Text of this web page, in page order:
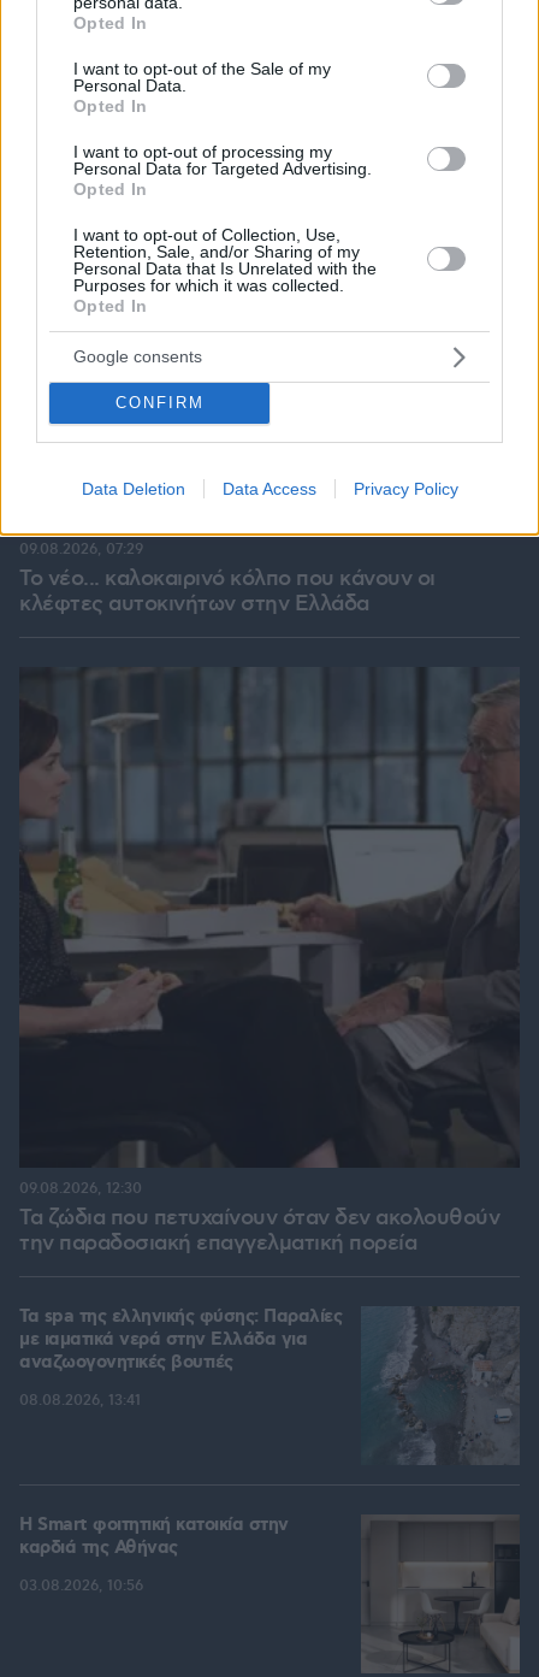
grant or deny consent to Google and its third-party tags to
use your data for below specified purposes in below Google
consent section.
Opted In
I want to opt-out of the Sale of my
Personal Data.
Opted In
I want to opt-out of processing my
Personal Data for Targeted Advertising.
Opted In
I want to opt-out of Collection, Use,
Retention, Sale, and/or Sharing of my
Personal Data that Is Unrelated with the
Purposes for which it was collected.
Opted In
Google consents
CONFIRM
Data Deletion Data Access Privacy Policy
Το νέο... καλοκαιρινό κόλπο που κάνουν οι
κλέφτες αυτοκινήτων στην Ελλάδα
09.08.2026, 07:29
Τα ζώδια που πετυχαίνουν όταν δεν ακολουθούν
την παραδοσιακή επαγγελματική πορεία
09.08.2026, 12:30
Τα spa της ελληνικής φύσης: Παραλίες
με ιαματικά νερά στην Ελλάδα για
αναζωογονητικές βουτιές
08.08.2026, 13:41
Η Smart φοιτητική κατοικία στην
καρδιά της Αθήνας
03.08.2026, 10:56